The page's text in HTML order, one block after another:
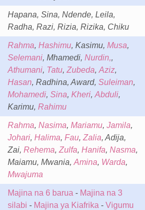
Hapana, Sina, Ndende, Leila,
Radha, Razi, Rizia, Rizika, Chiku
Rahma, Hashimu, Kasimu, Musa,
Selemani, Mhamedi, Nurdin,,
Athumani, Tatu, Zubeda, Aziz,
Hasan, Radhina, Award, Suleiman,
Mohamedi, Sina, Kheri, Abduli,
Karimu, Rahimu
Rahma, Nasima, Mariamu, Jamila,
Johari, Halima, Fau, Zalia, Adija,
Zai, Rehema, Zulfa, Hanifa, Nasma,
Maiamu, Mwania, Amina, Warda,
Mwajuma
Majina na 6 barua - Majina na 3
silabi - Majina ya Kiafrika - Vigumu